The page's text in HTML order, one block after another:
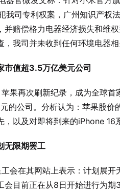
我司专利权案，广州知识产权
并赔偿格力电器经济损失和维
，我司并未收到任何环境电器相
市值超3.5万亿美元公司
果再次刷新纪录，成为全球
的公司。分析认为：苹果股价
，以及对即将到来的iPhone 16
无限期罢工
会在其网站上表示：计划展
会目前正在从8日开始进行为